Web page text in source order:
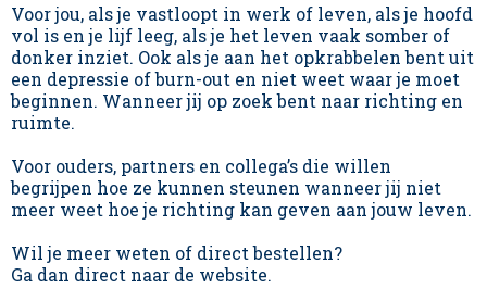
Voor jou, als je vastloopt in werk of leven, als je hoofd
vol is en je lijf leeg, als je het leven vaak somber of
donker inziet. Ook als je aan het opkrabbelen bent uit
een depressie of burn-out en niet weet waar je moet
beginnen. Wanneer jij op zoek bent naar richting en
ruimte.
Voor ouders, partners en collega’s die willen
begrijpen hoe ze kunnen steunen wanneer jij niet
meer weet hoe je richting kan geven aan jouw leven.
Wil je meer weten of direct bestellen?
Ga dan direct naar de website.